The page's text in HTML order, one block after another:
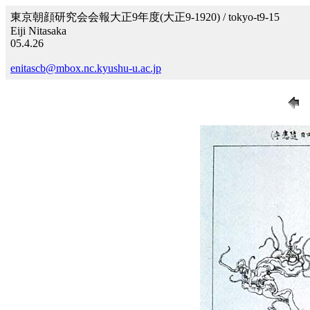
東京朝顔研究会会報大正9年度(大正9-1920) / tokyo-t9-15
Eiji Nitasaka
05.4.26
enitascb@mbox.nc.kyushu-u.ac.jp